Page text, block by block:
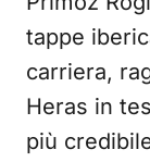
tappe
carriera,
Heras in
più